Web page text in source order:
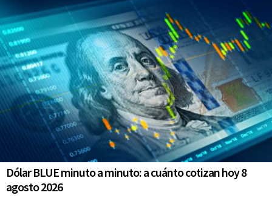
Dólar BLUE minuto a minuto: a cuánto cotizan hoy 8
agosto 2026